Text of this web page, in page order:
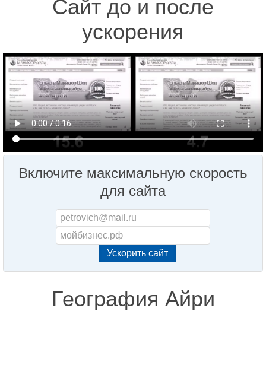
Сайт до и после
ускорения
Включите максимальную скорость
для сайта
География Айри